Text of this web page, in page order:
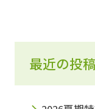
最近の投稿